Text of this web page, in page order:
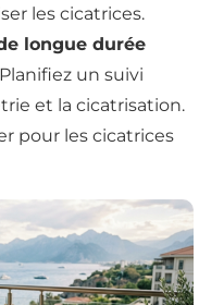
les cicatrices.
longue durée
un suivi
et la cicatrisation.
pour les cicatrices